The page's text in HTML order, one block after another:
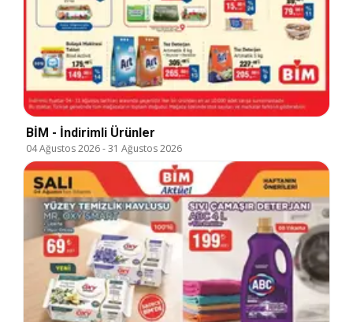
BİM - İndirimli Ürünler
04 Ağustos 2026-31 Ağustos 2026